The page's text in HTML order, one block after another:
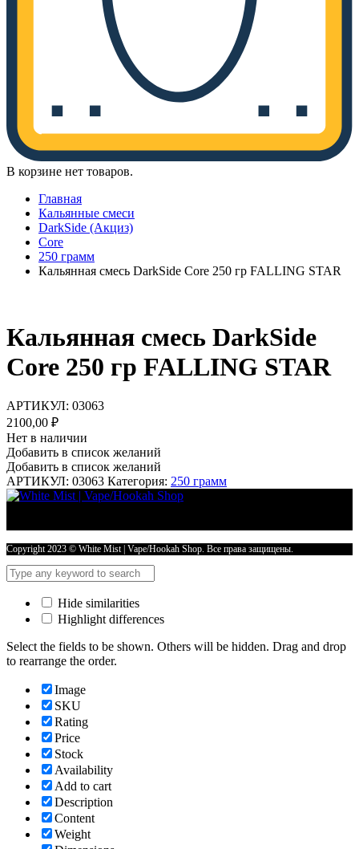
В корзине нет товаров.
Главная
Кальянные смеси
DarkSide (Акциз)
Core
250 грамм
Кальянная смесь DarkSide Core 250 гр FALLING STAR
Кальянная смесь DarkSide
Core 250 гр FALLING STAR
АРТИКУЛ: 03063
2100,00 ₽
Нет в наличии
Добавить в список желаний
Добавить в список желаний
АРТИКУЛ: 03063 Категория: 250 грамм
Copyright 2023 © White Mist | Vape/Hookah Shop. Все права защищены.
Hide similarities
Highlight differences
Select the fields to be shown. Others will be hidden. Drag and drop
to rearrange the order.
Image
SKU
Rating
Price
Stock
Availability
Add to cart
Description
Content
Weight